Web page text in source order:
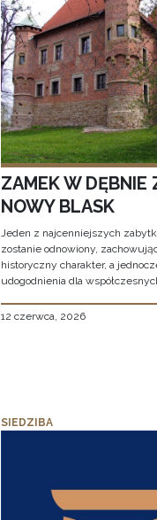
ZAMEK W DĘBNIE
NOWY BLASK
Jeden z najcenniejszych
zostanie odnowiony,
historyczny charakter, a
udogodnienia dla
12 czerwca, 2026
SIEDZIBA